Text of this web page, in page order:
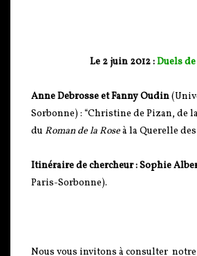
Le 2 juin 2012 :Duels
Anne Debrosse et Fanny Oudin
Sorbonne) : “Christine de Pizan, de
du Roman de la Roseà la Querelle
Itinéraire de chercheur : Sophie
Paris-Sorbonne).
Nous vous invitons à consulter notre